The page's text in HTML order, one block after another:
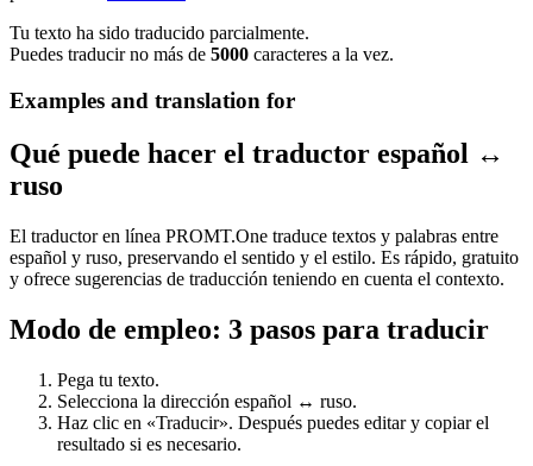
Tu texto ha sido traducido parcialmente.
Puedes traducir no más de 5000 caracteres a la vez.
Examples and translation for
Qué puede hacer el traductor español ↔
ruso
El traductor en línea PROMT.One traduce textos y palabras entre
español y ruso, preservando el sentido y el estilo. Es rápido, gratuito
y ofrece sugerencias de traducción teniendo en cuenta el contexto.
Modo de empleo: 3 pasos para traducir
Pega tu texto.
Selecciona la dirección español ↔ ruso.
Haz clic en «Traducir». Después puedes editar y copiar el
resultado si es necesario.